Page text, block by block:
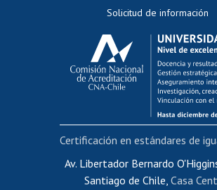
Evaluación docente
Calificación académica
Postulación al AUCAI
Funcionarias/os
Cursos internos de
Bienestar del personal
Portal de movilidad interna
Certificado de renta
Certificado de renta
Solicitud de información
Av. Libertador Bernardo
Santiago de Chile, Casa
Certificación en estándares de